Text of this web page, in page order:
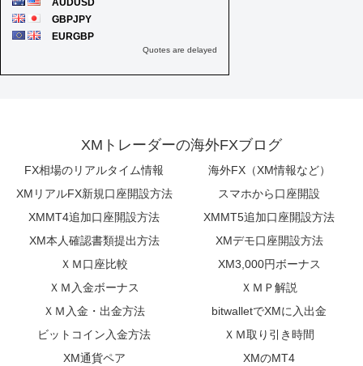
XMトレーダーの海外FXブログ
FX相場のリアルタイム情報
海外FX（XM情報など）
XMリアルFX新規口座開設方法
スマホから口座開設
XMMT4追加口座開設方法
XMMT5追加口座開設方法
XM本人確認書類提出方法
XMデモ口座開設方法
ＸＭ口座比較
XM3,000円ボーナス
ＸＭ入金ボーナス
ＸＭＰ解説
ＸＭ入金・出金方法
bitwalletでXMに入出金
ビットコイン入金方法
ＸＭ取り引き時間
XM通貨ペア
XMのMT4